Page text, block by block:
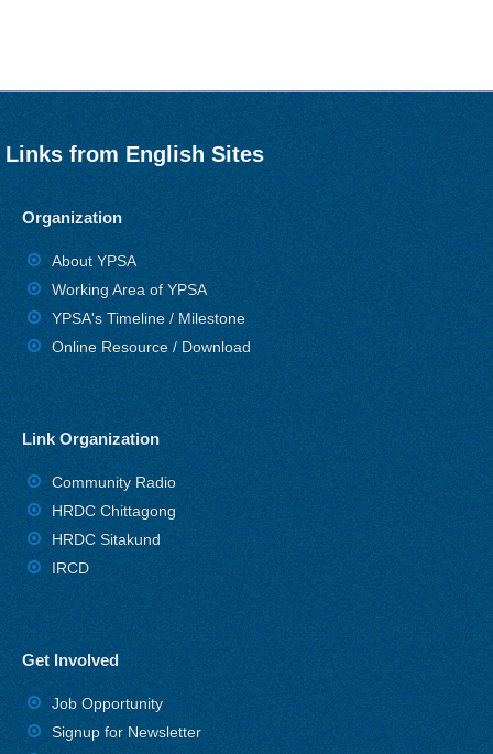
Links from English Sites
Organization
About YPSA
Working Area of YPSA
YPSA's Timeline / Milestone
Online Resource / Download
Link Organization
Community Radio
HRDC Chittagong
HRDC Sitakund
IRCD
Get Involved
Job Opportunity
Signup for Newsletter